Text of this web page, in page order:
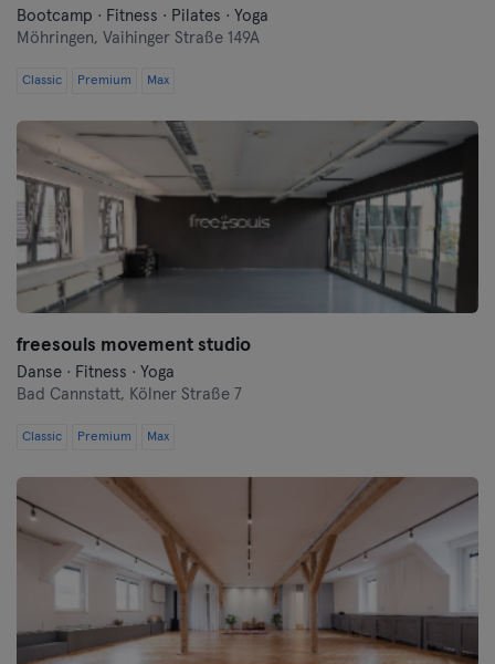
Bootcamp · Fitness · Pilates · Yoga
Möhringen, Vaihinger Straße 149A
Classic Premium Max
freesouls movement studio
Danse · Fitness · Yoga
Bad Cannstatt, Kölner Straße 7
Classic Premium Max